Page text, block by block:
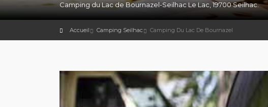
Camping du Lac de Bournazel-Seilhac Le Lac, 19700 Seilhac.
Accueil Camping Seilhac Camping Du Lac De Bournazel